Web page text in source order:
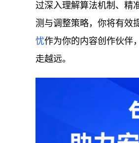
过深入理解算法机制、精
测与调整策略，你将有效
忧作为你的内容创作伙伴
走越远。